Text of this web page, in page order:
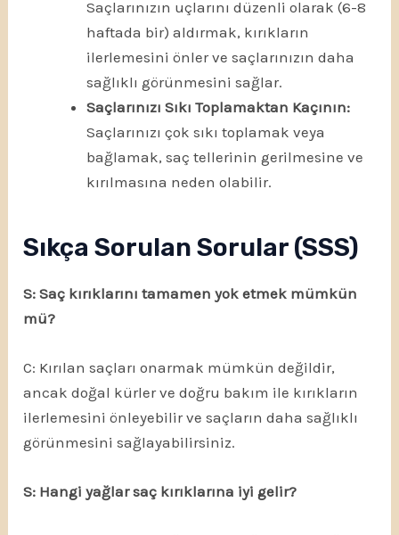
Saçlarınızın uçlarını düzenli olarak (6-8
haftada bir) aldırmak, kırıkların
ilerlemesini önler ve saçlarınızın daha
sağlıklı görünmesini sağlar.
Saçlarınızı Sıkı Toplamaktan Kaçının:
Saçlarınızı çok sıkı toplamak veya
bağlamak, saç tellerinin gerilmesine ve
kırılmasına neden olabilir.
Sıkça Sorulan Sorular (SSS)
S: Saç kırıklarını tamamen yok etmek mümkün
mü?
C: Kırılan saçları onarmak mümkün değildir,
ancak doğal kürler ve doğru bakım ile kırıkların
ilerlemesini önleyebilir ve saçların daha sağlıklı
görünmesini sağlayabilirsiniz.
S: Hangi yağlar saç kırıklarına iyi gelir?